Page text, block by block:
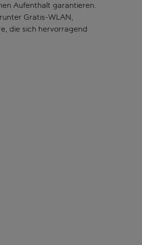
Aufenthalt garantieren.
Gratis-WLAN,
die sich hervorragend